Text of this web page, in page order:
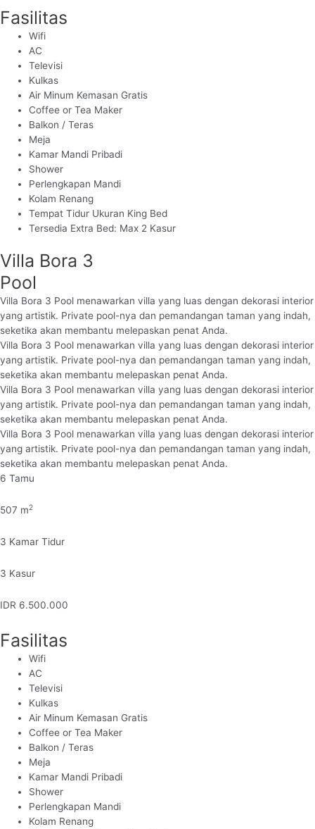
Fasilitas
Wifi
AC
Televisi
Kulkas
Air Minum Kemasan Gratis
Coffee or Tea Maker
Balkon / Teras
Meja
Kamar Mandi Pribadi
Shower
Perlengkapan Mandi
Kolam Renang
Tempat Tidur Ukuran King Bed
Tersedia Extra Bed: Max 2 Kasur
Villa Bora 3
Pool
Villa Bora 3 Pool menawarkan villa yang luas dengan dekorasi interior
yang artistik. Private pool-nya dan pemandangan taman yang indah,
seketika akan membantu melepaskan penat Anda.
Villa Bora 3 Pool menawarkan villa yang luas dengan dekorasi interior
yang artistik. Private pool-nya dan pemandangan taman yang indah,
seketika akan membantu melepaskan penat Anda.
Villa Bora 3 Pool menawarkan villa yang luas dengan dekorasi interior
yang artistik. Private pool-nya dan pemandangan taman yang indah,
seketika akan membantu melepaskan penat Anda.
Villa Bora 3 Pool menawarkan villa yang luas dengan dekorasi interior
yang artistik. Private pool-nya dan pemandangan taman yang indah,
seketika akan membantu melepaskan penat Anda.
6 Tamu
507 m2
3 Kamar Tidur
3 Kasur
IDR 6.500.000
Fasilitas
Wifi
AC
Televisi
Kulkas
Air Minum Kemasan Gratis
Coffee or Tea Maker
Balkon / Teras
Meja
Kamar Mandi Pribadi
Shower
Perlengkapan Mandi
Kolam Renang